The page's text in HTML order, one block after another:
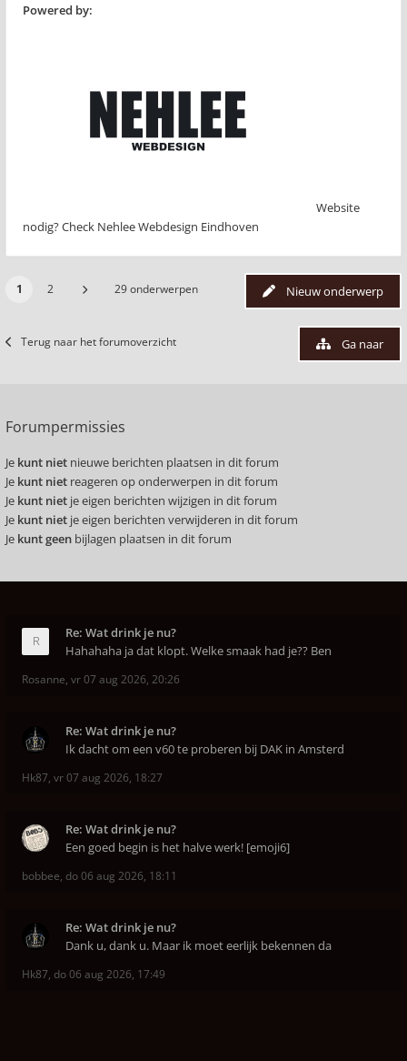
Powered by:
Website
nodig? Check Nehlee Webdesign Eindhoven
Nieuw onderwerp
1 2 29 onderwerpen
Terug naar het forumoverzicht Ga naar
Forumpermissies
Je kunt niet nieuwe berichten plaatsen in dit forum
Je kunt niet reageren op onderwerpen in dit forum
Je kunt niet je eigen berichten wijzigen in dit forum
Je kunt niet je eigen berichten verwijderen in dit forum
Je kunt geen bijlagen plaatsen in dit forum
Re: Wat drink je nu?
Hahahaha ja dat klopt. Welke smaak had je?? Ben
Rosanne, vr 07 aug 2026, 20:26
Re: Wat drink je nu?
Ik dacht om een v60 te proberen bij DAK in Amsterd
Hk87, vr 07 aug 2026, 18:27
Re: Wat drink je nu?
Een goed begin is het halve werk! [emoji6]
bobbee, do 06 aug 2026, 18:11
Re: Wat drink je nu?
Dank u, dank u. Maar ik moet eerlijk bekennen da
Hk87, do 06 aug 2026, 17:49